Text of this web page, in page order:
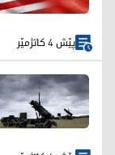
پێش 4 کاتژمێر